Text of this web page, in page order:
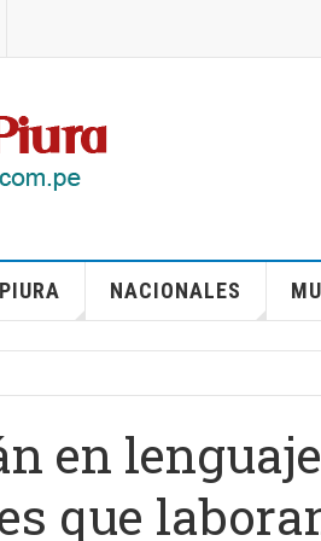
NACIONALES
en
que